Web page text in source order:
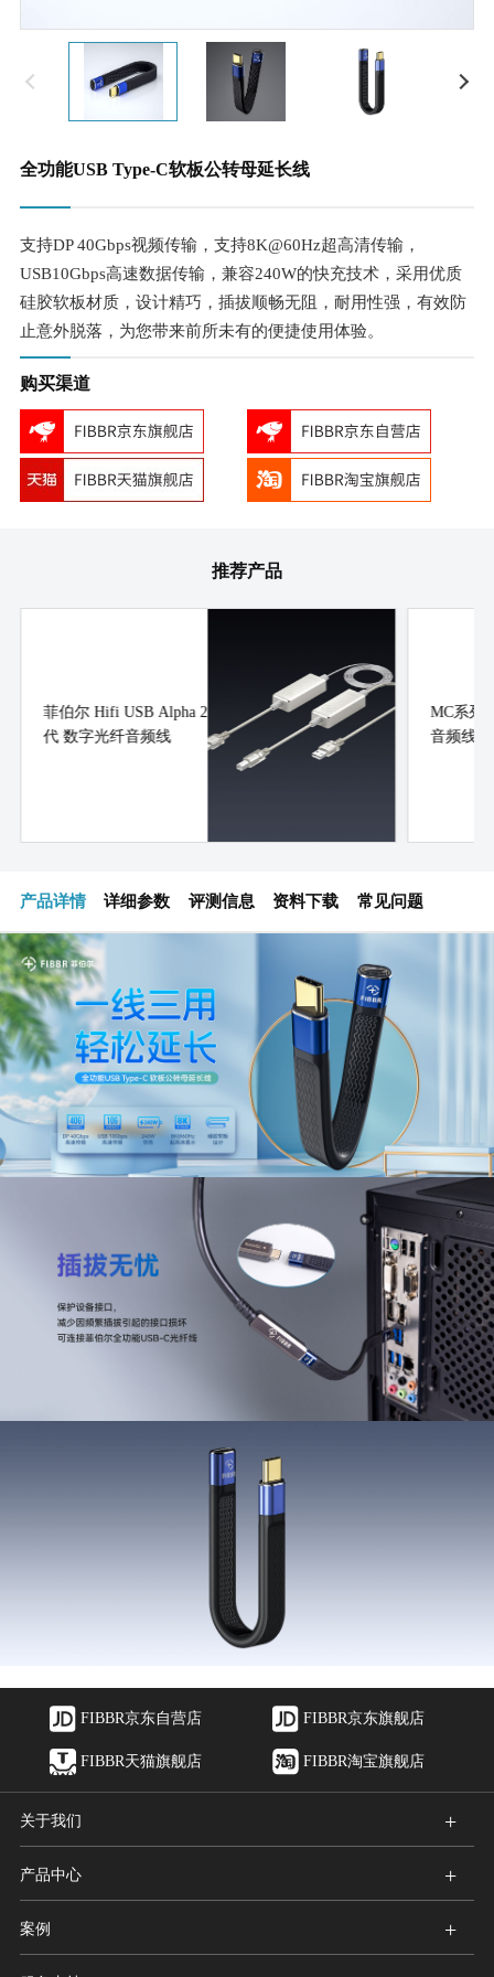
全功能USB Type-C软板公转母延长线
支持DP 40Gbps视频传输，支持8K@60Hz超高清传输，
USB10Gbps高速数据传输，兼容240W的快充技术，采用优质
硅胶软板材质，设计精巧，插拔顺畅无阻，耐用性强，有效防
止意外脱落，为您带来前所未有的便捷使用体验。
购买渠道
推荐产品
菲伯尔 Hifi USB Alpha 2
代 数字光纤音频线
MC系列
音频线
产品详情 详细参数 评测信息 资料下载 常见问题
FIBBR京东自营店 FIBBR京东旗舰店
FIBBR天猫旗舰店 FIBBR淘宝旗舰店
+
关于我们
+
产品中心
+
案例